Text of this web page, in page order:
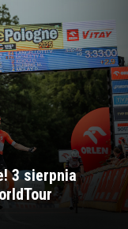
3 sierpnia